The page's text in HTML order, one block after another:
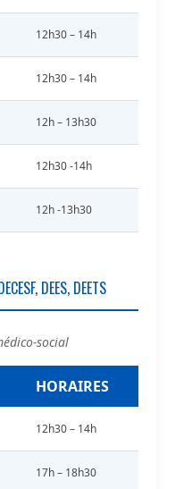
12h30 – 14h
12h30 – 14h
12h – 13h30
12h30 -14h
12h -13h30
DEES, DEETS
social
HORAIRES
12h30 – 14h
17h – 18h30